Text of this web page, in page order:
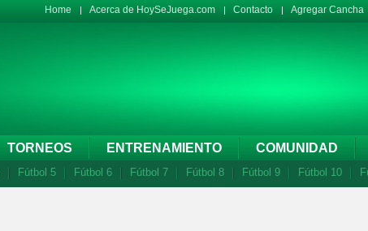
Home Acerca de HoySeJuega.com Contacto Agregar Cancha
TORNEOS ENTRENAMIENTO COMUNIDAD
Fútbol 5 Fútbol 6 Fútbol 7 Fútbol 8 Fútbol 9 Fútbol 10